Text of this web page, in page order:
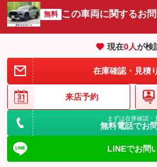
無料 この車両に関するお
現在0人が検
在庫確認・見積
来店予約
まずは在庫確認・
無料電話でお
LINEでお問